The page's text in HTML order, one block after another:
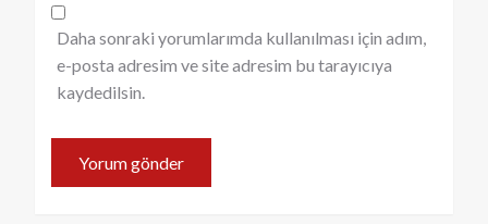
Daha sonraki yorumlarımda kullanılması için adım,
e-posta adresim ve site adresim bu tarayıcıya
kaydedilsin.